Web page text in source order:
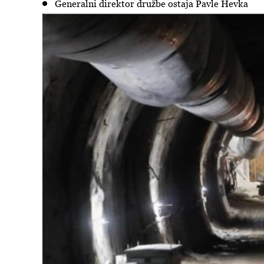
Generalni direktor družbe ostaja Pavle Hevka